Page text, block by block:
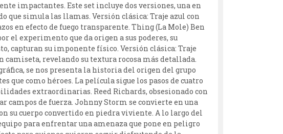
impactantes. Este set incluye dos versiones, una en
simula las llamas. Versión clásica: Traje azul con
en efecto de fuego transparente. Thing (La Mole) Ben
el experimento que da origen a sus poderes, su
capturan su imponente físico. Versión clásica: Traje
revelando su textura rocosa más detallada.
se nos presenta la historia del origen del grupo
que como héroes. La película sigue los pasos de cuatro
extraordinarias. Reed Richards, obsesionado con
de fuerza. Johnny Storm se convierte en una
su cuerpo convertido en piedra viviente. A lo largo del
para enfrentar una amenaza que pone en peligro